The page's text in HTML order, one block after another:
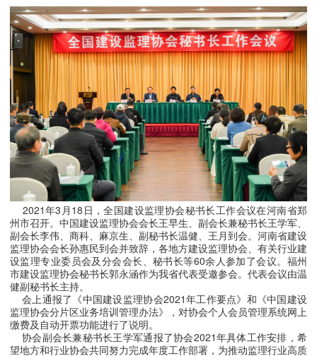
2021年3月18日，全国建设监理协会秘书长工作会议在河南省郑
州市召开。中国建设监理协会会长王早生、副会长兼秘书长王学军、
副会长李伟、商科、麻京生、副秘书长温健、王月到会。河南省建设
监理协会会长孙惠民到会并致辞，各地方建设监理协会、有关行业建
设监理专业委员会及分会会长、秘书长等60余人参加了会议。 福州
市建设监理协会秘书长郭永涵作为我省代表受邀参会。代表会议由温
健副秘书长主持。
会上通报了《中国建设监理协会2021年工作要点》和《中国建设
监理协会分片区业务培训管理办法》，对协会个人会员管理系统网上
缴费及自动开票功能进行了说明。
协会副会长兼秘书长王学军通报了协会2021年具体工作安排，希
望地方和行业协会共同努力完成年度工作部署，为推动监理行业高质